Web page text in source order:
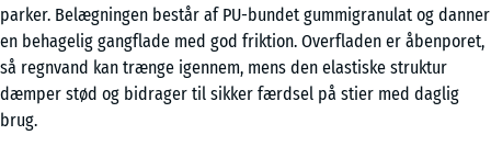
parker. Belægningen består af PU-bundet gummigranulat og danner
en behagelig gangflade med god friktion. Overfladen er åbenporet,
så regnvand kan trænge igennem, mens den elastiske struktur
dæmper stød og bidrager til sikker færdsel på stier med daglig
brug.
50
x
50
x 4
cm